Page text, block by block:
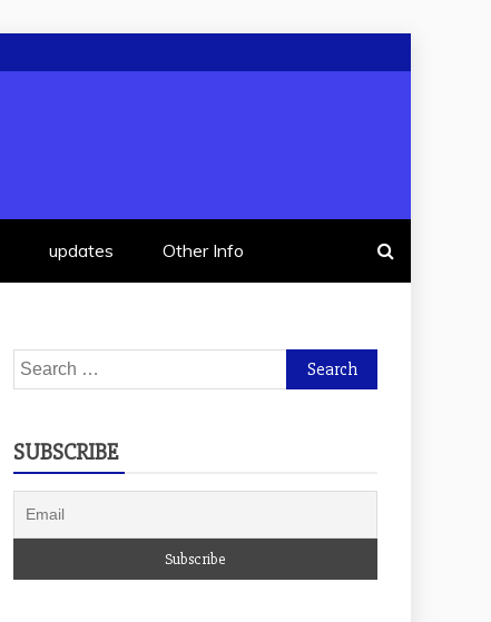
updates Other Info
Search
for:
SUBSCRIBE